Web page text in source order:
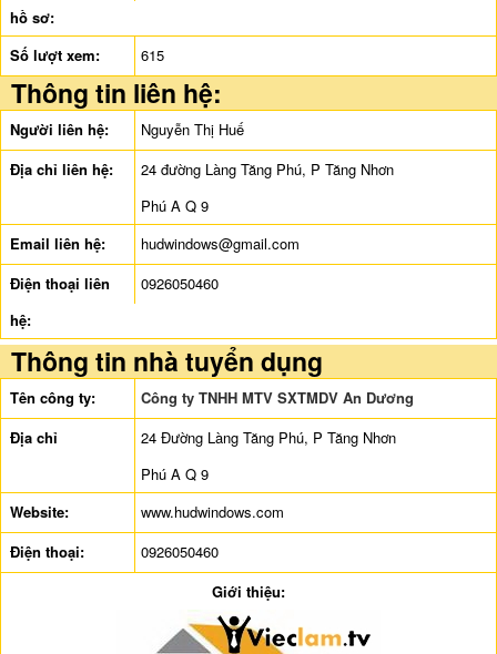
hồ sơ:
Số lượt xem: 615
Thông tin liên hệ:
Người liên hệ:
Nguyễn Thị Huế
Địa chỉ liên hệ:
24 đường Làng Tăng Phú, P Tăng Nhơn
Phú A Q 9
Email liên hệ:
hudwindows@gmail.com
Điện thoại liên
hệ:
0926050460
Thông tin nhà tuyển dụng
Tên công ty:
Công ty TNHH MTV SXTMDV An Dương
Địa chỉ
24 Đường Làng Tăng Phú, P Tăng Nhơn
Phú A Q 9
Website:
www.hudwindows.com
Điện thoại:
0926050460
Giới thiệu: